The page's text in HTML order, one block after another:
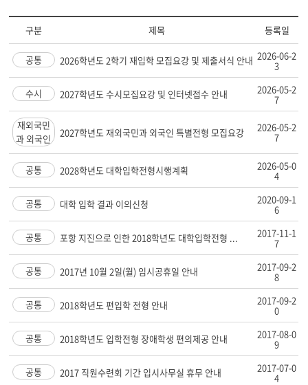
구분 제목 등록일
공통 2026학년도 2학기 재입학 모집요강 및 제출서식 안내 2026-06-2
3
수시 2027학년도 수시모집요강 및 인터넷접수 안내 2026-05-2
7
재외국민
과 외국인
2027학년도 재외국민과 외국인 특별전형 모집요강 2026-05-2
7
공통 2028학년도 대학입학전형시행계획 2026-05-0
4
공통 대학 입학 결과 이의신청 2020-09-1
6
공통 포항 지진으로 인한 2018학년도 대학입학전형 ... 2017-11-1
7
공통 2017년 10월 2일(월) 임시공휴일 안내 2017-09-2
8
공통 2018학년도 편입학 전형 안내 2017-09-2
0
공통 2018학년도 입학전형 장애학생 편의제공 안내 2017-08-0
9
공통 2017 직원수련회 기간 입시사무실 휴무 안내 2017-07-0
4